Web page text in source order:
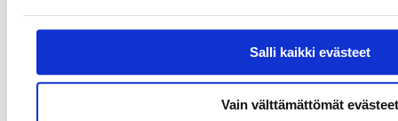
Salli kaikki evästeet
Vain välttämättömät evästeet
Esa Panula-Ontto
esa.panula-ontto (at) businessfinland.fi